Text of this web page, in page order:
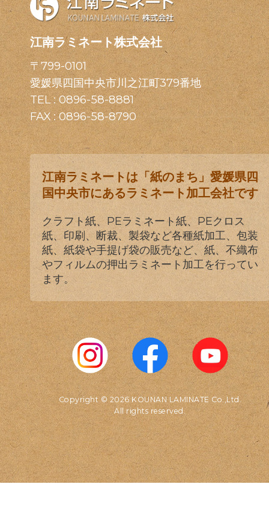
江南ラミネート株式会社
〒799-0101
愛媛県四国中央市川之江町379番地
TEL :0896-58-8881
FAX : 0896-58-8790
江南ラミネートは「紙のまち」愛媛県四
国中央市にあるラミネート加工会社です
クラフト紙、PEラミネート紙、PEクロス
紙、印刷、断裁、製袋など各種紙加工、包装
紙、紙袋や手提げ袋の販売など、紙、不織布
やフィルムの押出ラミネート加工を行ってい
ます。
Copyright © 2026 KOUNAN LAMINATE Co.,Ltd.
All rights reserved.